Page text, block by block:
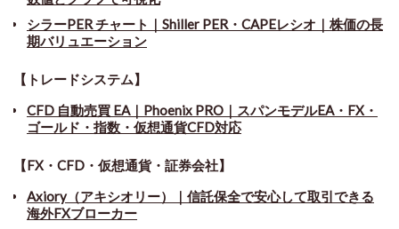
シラーPER チャート ｜ Shiller PER・CAPEレシオ｜株価の長
期バリュエーション
【トレードシステム】
CFD 自動売買 EA｜Phoenix PRO｜スパンモデルEA・FX・
ゴールド・指数・仮想通貨CFD対応
【FX・CFD・仮想通貨・証券会社】
Axiory（アキシオリー）｜信託保全で安心して取引できる
海外FXブローカー